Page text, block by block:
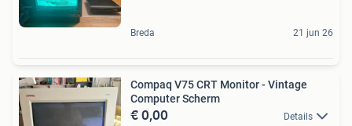
Breda 21 jun 26
Compaq V75 CRT Monitor - Vintage
Computer Scherm
€ 0,00 Details